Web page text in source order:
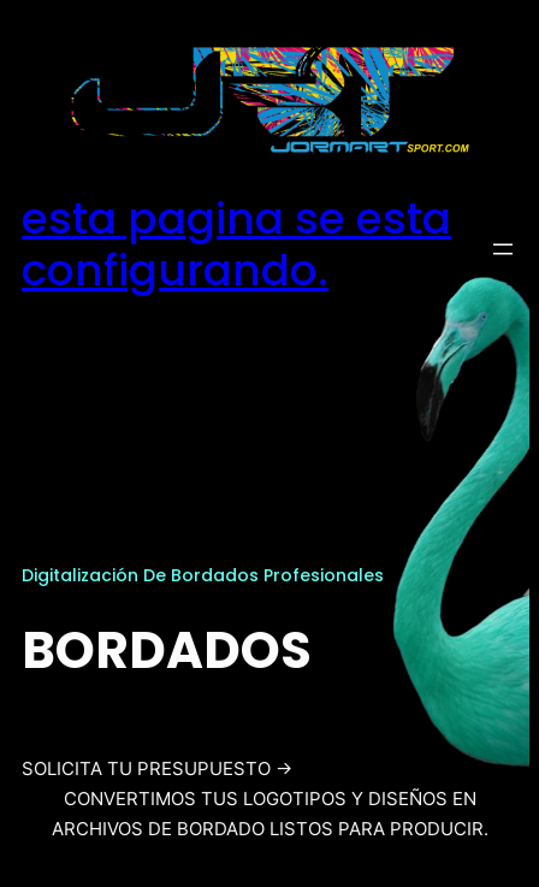
contenido
esta pagina se esta
configurando.
Digitalización De Bordados Profesionales
BORDADOS
SOLICITA TU PRESUPUESTO →
CONVERTIMOS TUS LOGOTIPOS Y DISEÑOS EN
ARCHIVOS DE BORDADO LISTOS PARA PRODUCIR.